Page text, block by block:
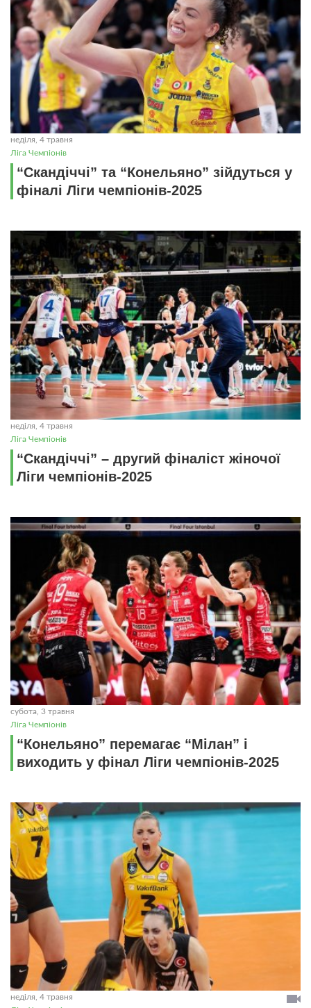
неділя, 4 травня
Ліга Чемпіонів
“Скандіччі” та “Конельяно” зійдуться у
фіналі Ліги чемпіонів-2025
неділя, 4 травня
Ліга Чемпіонів
“Скандіччі” – другий фіналіст жіночої
Ліги чемпіонів-2025
субота, 3 травня
Ліга Чемпіонів
“Конельяно” перемагає “Мілан” і
виходить у фінал Ліги чемпіонів-2025
неділя, 4 травня